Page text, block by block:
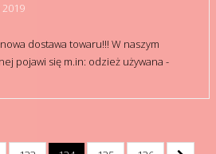
dostawa towaru!!! W naszym
pojawi się m.in: odzież używana -